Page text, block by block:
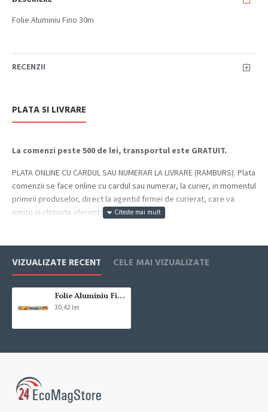
Folie Aluminiu Fino 30m
RECENZII
PLATA SI LIVRARE
La comenzi peste 500 de lei, transportul este GRATUIT.
PLATA ONLINE CU CARDUL SAU NUMERAR LA LIVRARE (RAMBURS). Plata
comenzii se face online cu cardul sau numerar, la curier, in momentul
primirii produselor, direct la agentul firmei de curierat, care va
emite si chitanta aferenta incasarii.
pana in ora 12:00 de luni pana vineri. In cazul in care comanda a fost
facuta dupa ora 12:00, sambata sau duminica ne angajam sa
termen aproximativ de livrare, in functie de urgenta ta
In cazul aparitiei unor intarzieri, vei fi instiintat prin email.
VIZUALIZATE RECENT CELE MAI VIZUALIZATE
Folie Aluminiu Fino 30m
30,42 lei